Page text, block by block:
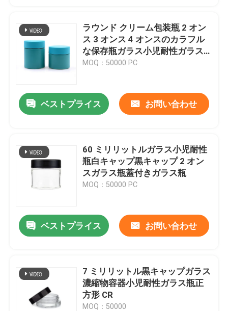
ラウンド クリーム包装瓶 2 オン
ス 3 オンス 4 オンスのカラフル
な保存瓶ガラス小児耐性ガラス
瓶
MOQ：50000 PC
ベストプライス お問い合わせ
60 ミリリットルガラス小児耐性
瓶白キャップ黒キャップ 2 オン
スガラス瓶蓋付きガラス瓶
MOQ：50000 PC
ベストプライス お問い合わせ
7 ミリリットル黒キャップガラス
濃縮物容器小児耐性ガラス瓶正
方形 CR
MOQ：50000